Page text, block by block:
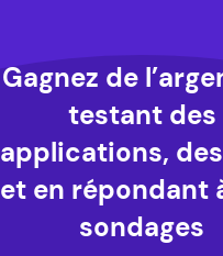
Gagnez de
testant des
applications,
et en répondant
sondages